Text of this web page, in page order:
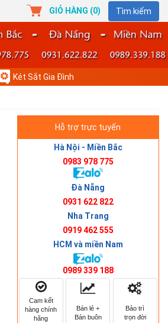
GIỎ HÀNG (0) Tìm kiếm
Két Sắt Gia Đình
Hỗ trợ trực tuyến
Hà Nội - Miền Bắc
0983 978 775
Đà Nẵng
0931 622 822
Nha Trang
0919 462 555
HCM và miền Nam
0989 339 188
Cam kết
hàng chính
hãng
Bán lẻ +
Bán buôn
Bảo trì
trọn đời